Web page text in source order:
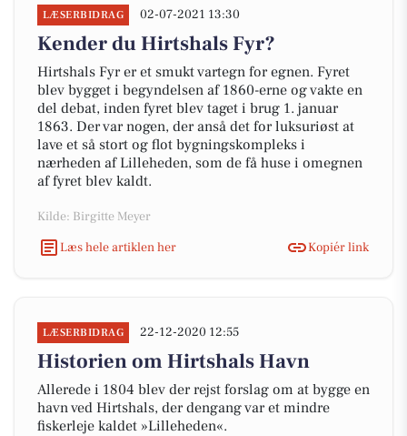
LÆSERBIDRAG 02-07-2021 13:30
Kender du Hirtshals Fyr?
Hirtshals Fyr er et smukt vartegn for egnen. Fyret
blev bygget i begyndelsen af 1860-erne og vakte en
del debat, inden fyret blev taget i brug 1. januar
1863. Der var nogen, der anså det for luksuriøst at
lave et så stort og flot bygningskompleks i
nærheden af Lilleheden, som de få huse i omegnen
af fyret blev kaldt.
Kilde: Birgitte Meyer
Læs hele artiklen her
Kopiér link
LÆSERBIDRAG 22-12-2020 12:55
Historien om Hirtshals Havn
Allerede i 1804 blev der rejst forslag om at bygge en
havn ved Hirtshals, der dengang var et mindre
fiskerleje kaldet »Lilleheden«.